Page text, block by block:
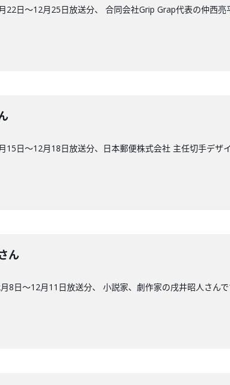
日〜12月25日放送分、 合同会社Grip Grap代表の仲西亮
日〜12月18日放送分、日本郵便株式会社 主任切手デザ
ん
8日〜12月11日放送分、 小説家、劇作家の戌井昭人さんで